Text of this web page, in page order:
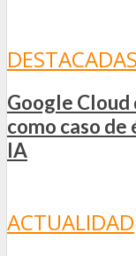
DESTACADAS
Google Cloud
como caso
IA
ACTUALIDAD